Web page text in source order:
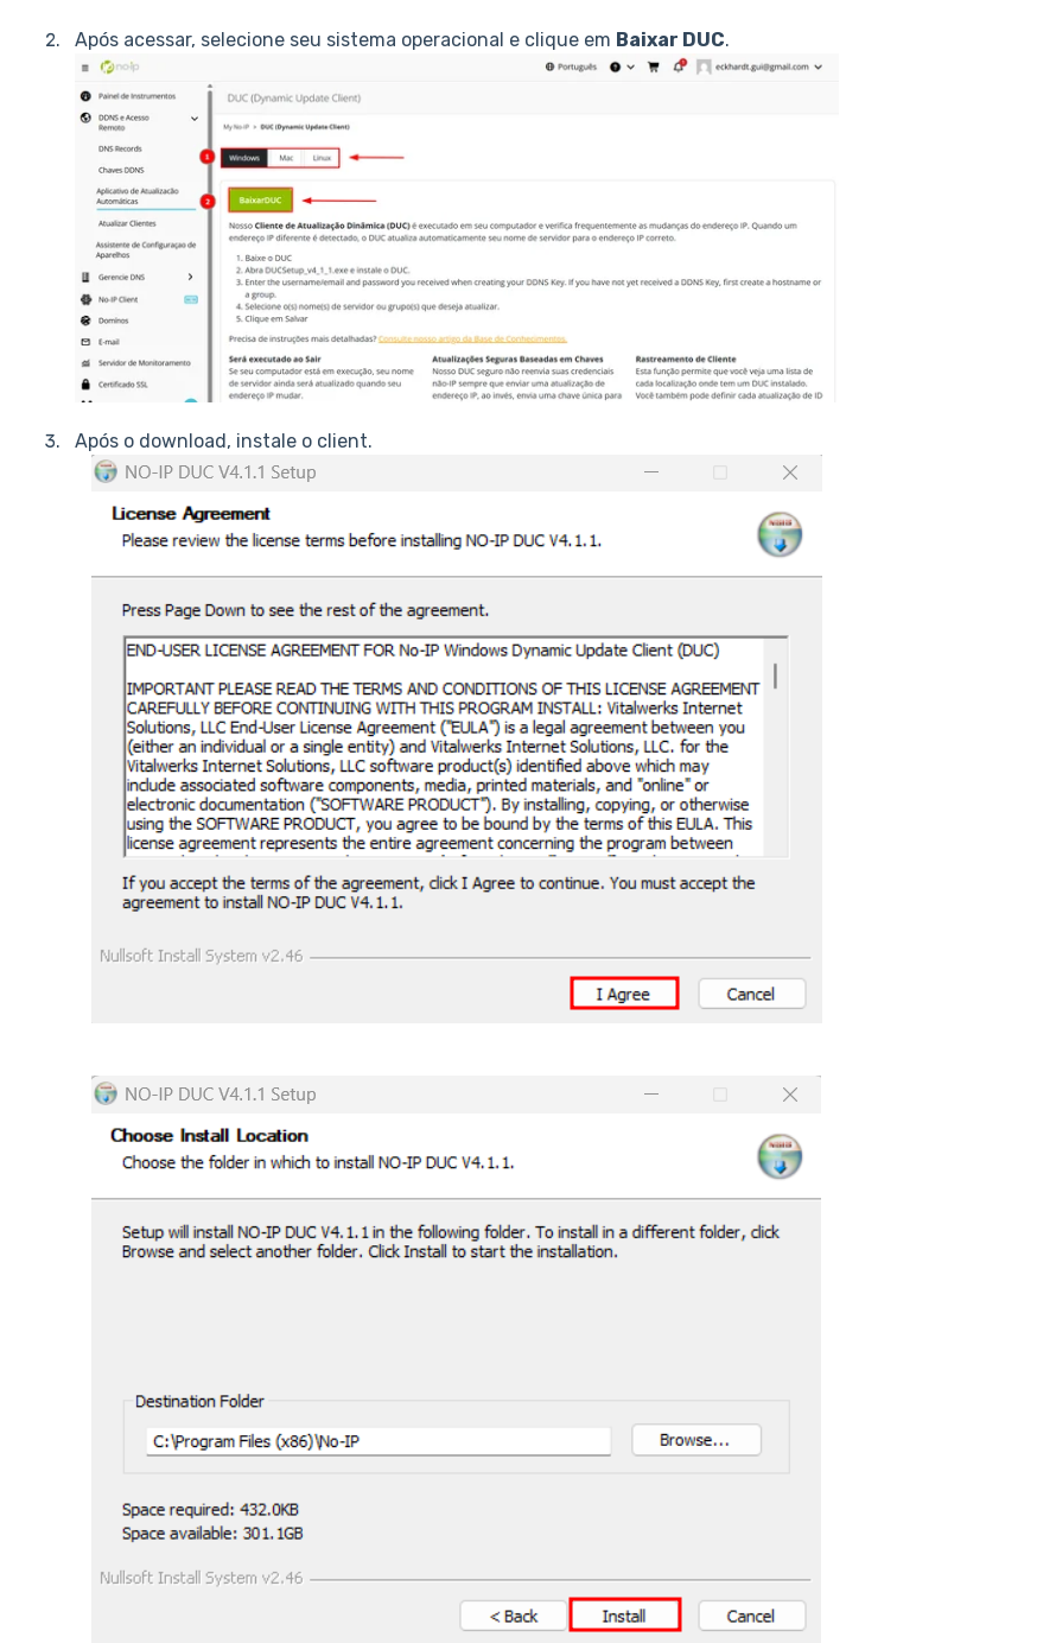
Após acessar, selecione seu sistema operacional e clique em Baixar DUC.
Após o download, instale o client.